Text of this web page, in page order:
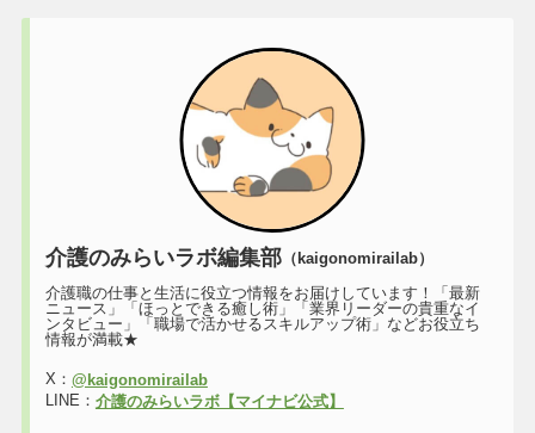
介護のみらいラボ編集部（kaigonomirailab）
介護職の仕事と生活に役立つ情報をお届けしています！「最新
ニュース」「ほっとできる癒し術」「業界リーダーの貴重なイ
ンタビュー」「職場で活かせるスキルアップ術」などお役立ち
情報が満載★
X： @kaigonomirailab
LINE： 介護のみらいラボ【マイナビ公式】